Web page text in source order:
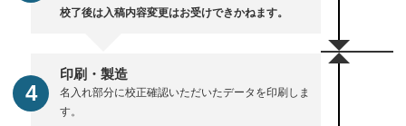
校了後は入稿内容変更はお受けできかねます。
印刷・製造
名入れ部分に校正確認いただいたデータを印刷しま
す。